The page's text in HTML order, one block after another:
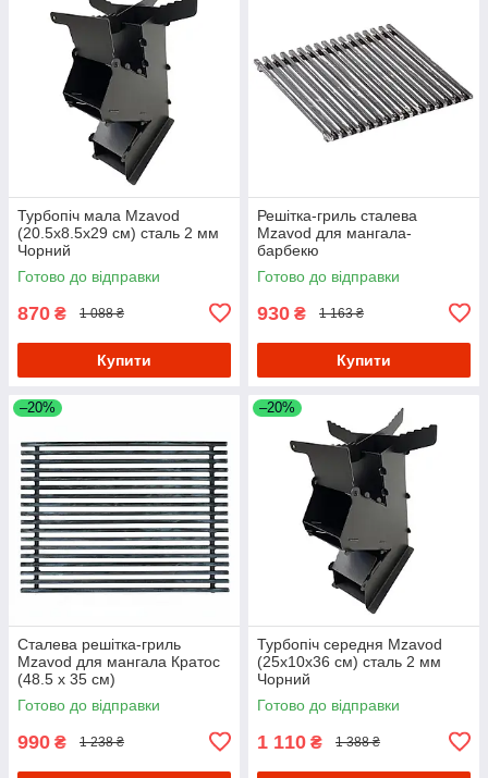
Турбопіч мала Mzavod
(20.5х8.5х29 см) сталь 2 мм
Чорний
Готово до відправки
870 ₴ 1 088 ₴
Купити
Решітка-гриль сталева
Mzavod для мангала-
барбекю
Готово до відправки
930 ₴ 1 163 ₴
Купити
–20%
Сталева решітка-гриль
Mzavod для мангала Кратос
(48.5 х 35 см)
Готово до відправки
990 ₴ 1 238 ₴
–20%
Турбопіч середня Mzavod
(25х10х36 см) сталь 2 мм
Чорний
Готово до відправки
1 110 ₴ 1 388 ₴